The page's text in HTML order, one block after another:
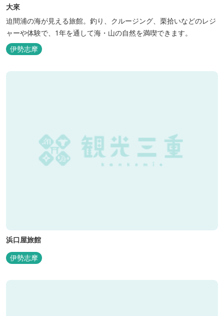
大來
迫間浦の海が見える旅館。釣り、クルージング、栗拾いなどのレジ
ャーや体験で、1年を通して海・山の自然を満喫できます。
伊勢志摩
浜口屋旅館
伊勢志摩